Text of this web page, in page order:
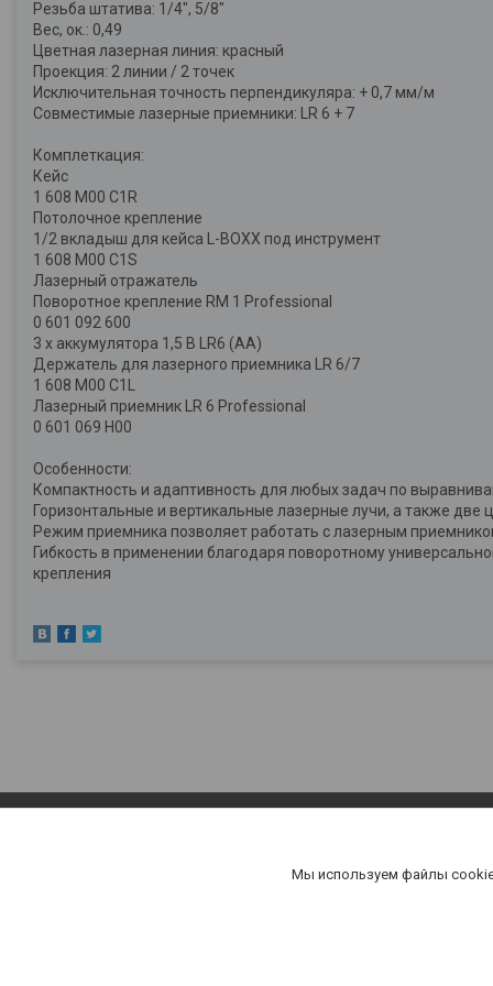
Резьба штатива: 1/4", 5/8"
Вес, ок.: 0,49
Цветная лазерная линия: красный
Проекция: 2 линии / 2 точек
Исключительная точность перпендикуляра: + 0,7 мм/м
Совместимые лазерные приемники: LR 6 + 7
Комплеткация:
Кейс
1 608 M00 C1R
Потолочное крепление
1/2 вкладыш для кейса L-BOXX под инструмент
1 608 M00 C1S
Лазерный отражатель
Поворотное крепление RM 1 Professional
0 601 092 600
3 x аккумулятора 1,5 В LR6 (AA)
Держатель для лазерного приемника LR 6/7
1 608 M00 C1L
Лазерный приемник LR 6 Professional
0 601 069 H00
Особенности:
Компактность и адаптивность для любых задач по
Горизонтальные и вертикальные лазерные лучи, а также
Режим приемника позволяет работать с лазерным
Гибкость в применении благодаря поворотному
крепления
Мы используем файлы